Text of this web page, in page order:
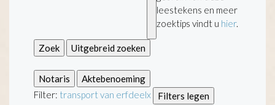
leestekens en meer
zoektips vindt u hier.
Zoek Uitgebreid zoeken
Notaris
Aktebenoeming
Filter: transport van erfdeelx
Filters legen